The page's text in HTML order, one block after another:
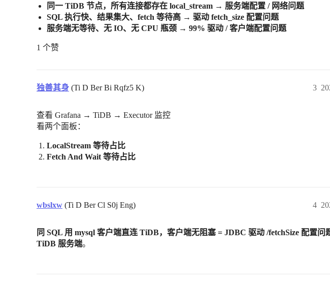
同一 TiDB 节点，所有连接都存在 local_stream → 服务端配置 / 网络问题
SQL 执行快、结果集大、fetch 等待高 → 驱动 fetch_size 配置问题
服务端无等待、无 IO、无 CPU 瓶颈 → 99% 驱动 / 客户端配置问题
1 个赞
独善其身 (Ti D Ber Bi Rqfz5 K) 3
查看 Grafana → TiDB → Executor 监控
看两个面板：
LocalStream 等待占比
Fetch And Wait 等待占比
wbslxw (Ti D Ber Cl S0j Eng) 4
同 SQL 用 mysql 客户端直连 TiDB，客户端无阻塞 = JDBC 驱动 /fetchSize 配置问
TiDB 服务端。